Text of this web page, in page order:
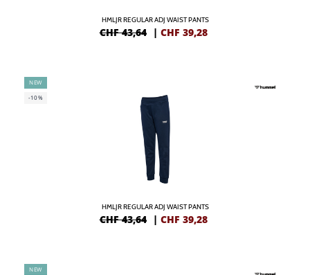
HMLJR REGULAR ADJ WAIST PANTS
CHF 43,64 | CHF 39,28
NEW
-10%
HMLJR REGULAR ADJ WAIST PANTS
CHF 43,64 | CHF 39,28
NEW